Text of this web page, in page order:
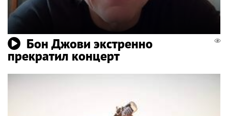
Бон Джови экстренно
прекратил концерт